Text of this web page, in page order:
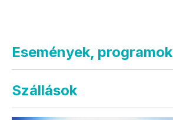
Események, programok
Szállások